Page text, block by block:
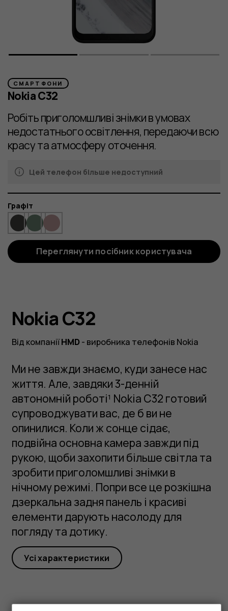
СМАРТФОНИ
Nokia C32
Робіть приголомшливі знімки в умовах
недостатнього освітлення, передаючи всю
красу та атмосферу оточення.
Цей телефон більше недоступний
Колір
Графіт
Переглянути посібник користувача
Nokia C32
Від компаніїHMD- виробника телефонів Nokia
Ми не завжди знаємо, куди занесе нас
життя. Але, завдяки 3-денній
автономній роботі¹ Nokia C32 готовий
супроводжувати вас, де б ви не
опинилися. Коли ж сонце сідає,
подвійна основна камера завжди під
рукою, щоби захопити більше світла та
зробити приголомшливі знімки в
нічному режимі. Попри все це розкішна
дзеркальна задня панель і красиві
елементи дарують насолоду для
погляду та дотику.
Усі характеристики